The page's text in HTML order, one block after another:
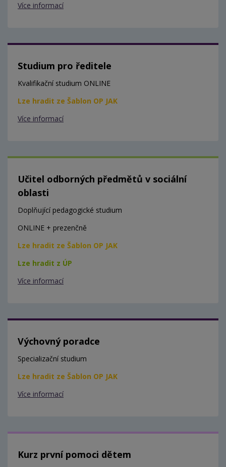
Více informací
Studium pro ředitele
Kvalifikační studium ONLINE
Lze hradit ze Šablon OP JAK
Více informací
Učitel odborných předmětů v sociální
oblasti
Doplňující pedagogické studium
ONLINE + prezenčně
Lze hradit ze Šablon OP JAK
Lze hradit z ÚP
Více informací
Výchovný poradce
Specializační studium
Lze hradit ze Šablon OP JAK
Více informací
Kurz první pomoci dětem